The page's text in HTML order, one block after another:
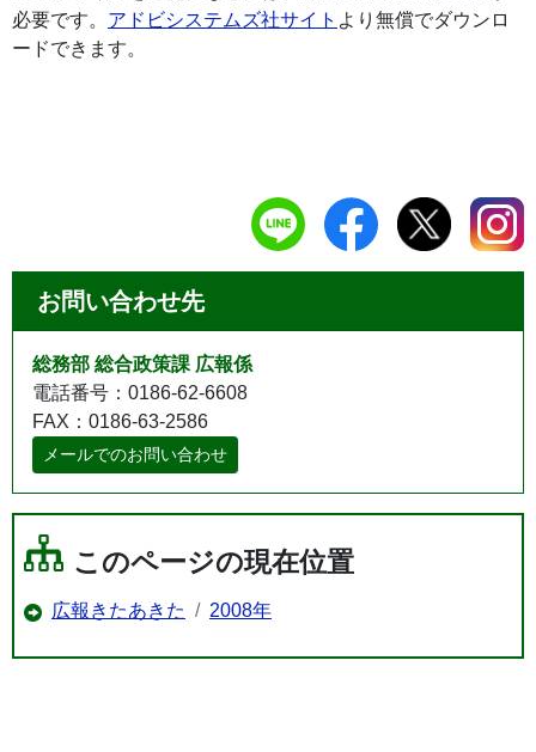
必要です。 アドビシステムズ社サイト より無償でダウンロ
ードできます。
お問い合わせ先
総務部 総合政策課 広報係
電話番号：0186-62-6608
FAX：0186-63-2586
メールでのお問い合わせ
このページの現在位置
広報きたあきた 2008年